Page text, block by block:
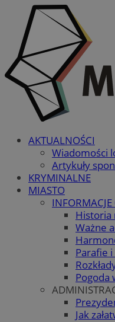
AKTUALNOŚCI
Wiadomości
Artykuły
KRYMINALNE
MIASTO
Historia
Ważne
Parafie
Pogoda
Jak